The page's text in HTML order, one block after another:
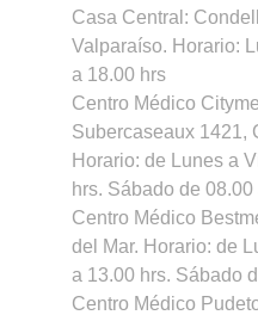
Casa Central:
Valparaíso. Horario:
a 18.00 hrs
Centro Médico
Subercaseaux 1421,
Horario: de Lunes a
hrs. Sábado de 08.00
Centro Médico
del Mar. Horario: de
a 13.00 hrs. Sábado
Centro Médico